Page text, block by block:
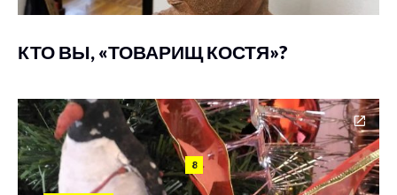
КТО ВЫ, «ТОВАРИЩ КОСТЯ»?
8